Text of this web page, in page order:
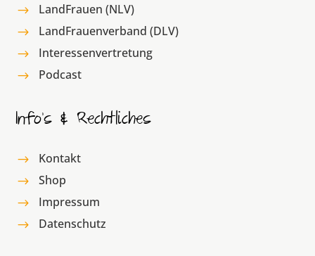
$ LandFrauen (NLV)
$ LandFrauenverband (DLV)
$ Interessenvertretung
$ Podcast
Info’s & Rechtliches
$ Kontakt
$ Shop
$ Impressum
$ Datenschutz